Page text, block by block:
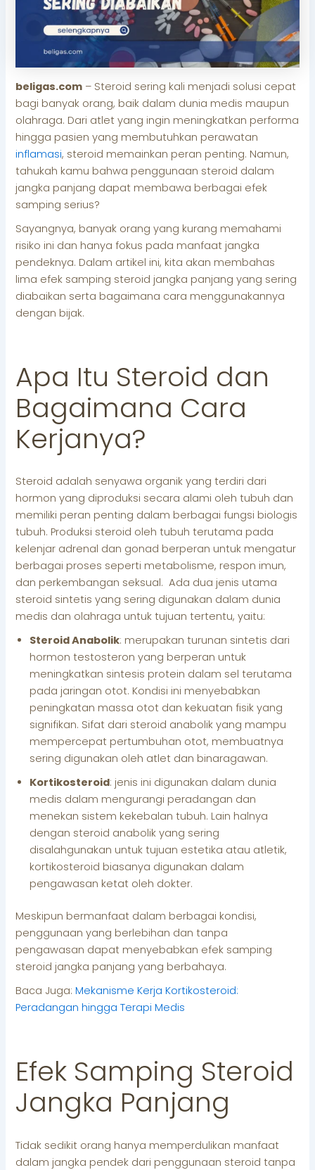
beligas.com – Steroid sering kali menjadi solusi cepat
bagi banyak orang, baik dalam dunia medis maupun
olahraga. Dari atlet yang ingin meningkatkan performa
hingga pasien yang membutuhkan perawatan
inflamasi, steroid memainkan peran penting. Namun,
tahukah kamu bahwa penggunaan steroid dalam
jangka panjang dapat membawa berbagai efek
samping serius?
Sayangnya, banyak orang yang kurang memahami
risiko ini dan hanya fokus pada manfaat jangka
pendeknya. Dalam artikel ini, kita akan membahas
lima efek samping steroid jangka panjang yang sering
diabaikan serta bagaimana cara menggunakannya
dengan bijak.
Apa Itu Steroid dan
Bagaimana Cara
Kerjanya?
Steroid adalah senyawa organik yang terdiri dari
hormon yang diproduksi secara alami oleh tubuh dan
memiliki peran penting dalam berbagai fungsi biologis
tubuh. Produksi steroid oleh tubuh terutama pada
kelenjar adrenal dan gonad berperan untuk mengatur
berbagai proses seperti metabolisme, respon imun,
dan perkembangan seksual. Ada dua jenis utama
steroid sintetis yang sering digunakan dalam dunia
medis dan olahraga untuk tujuan tertentu, yaitu:
Steroid Anabolik: merupakan turunan sintetis dari
hormon testosteron yang berperan untuk
meningkatkan sintesis protein dalam sel terutama
pada jaringan otot. Kondisi ini menyebabkan
peningkatan massa otot dan kekuatan fisik yang
signifikan. Sifat dari steroid anabolik yang mampu
mempercepat pertumbuhan otot, membuatnya
sering digunakan oleh atlet dan binaragawan.
Kortikosteroid: jenis ini digunakan dalam dunia
medis dalam mengurangi peradangan dan
menekan sistem kekebalan tubuh. Lain halnya
dengan steroid anabolik yang sering
disalahgunakan untuk tujuan estetika atau atletik,
kortikosteroid biasanya digunakan dalam
pengawasan ketat oleh dokter.
Meskipun bermanfaat dalam berbagai kondisi,
penggunaan yang berlebihan dan tanpa
pengawasan dapat menyebabkan efek samping
steroid jangka panjang yang berbahaya.
Baca Juga:Mekanisme Kerja Kortikosteroid:
Peradangan hingga Terapi Medis
Efek Samping Steroid
Jangka Panjang
Tidak sedikit orang hanya memperdulikan manfaat
dalam jangka pendek dari penggunaan steroid tanpa